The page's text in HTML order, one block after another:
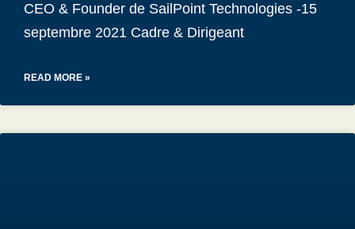
CEO & Founder de SailPoint Technologies -15
septembre 2021 Cadre & Dirigeant
READ MORE »